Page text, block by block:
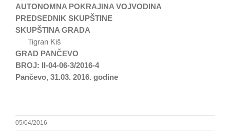
AUTONOMNA POKRAJINA VOJVODINA
PREDSEDNIK SKUPŠTINE
SKUPŠTINA GRADA
Tigran Kiš
GRAD PANČEVO
BROJ: II-04-06-3/2016-4
Pančevo, 31.03. 2016. godine
05/04/2016